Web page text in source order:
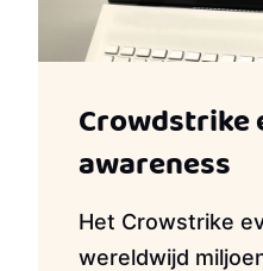
Crowdstrike
awareness
Het Crowstrike
wereldwijd